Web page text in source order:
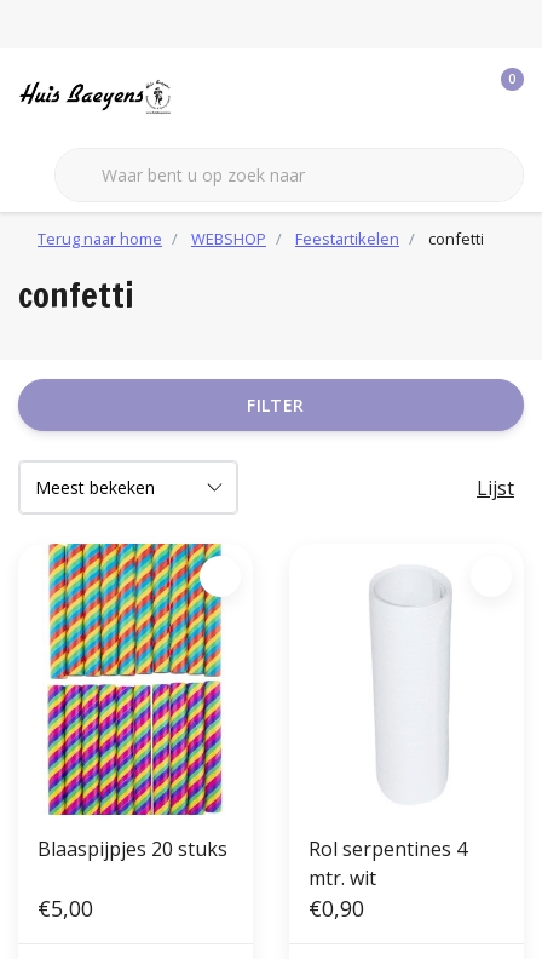
0
Terug naar home WEBSHOP Feestartikelen confetti
confetti
FILTER
Lijst
Blaaspijpjes 20 stuks
€5,00
Rol serpentines 4
mtr. wit
€0,90